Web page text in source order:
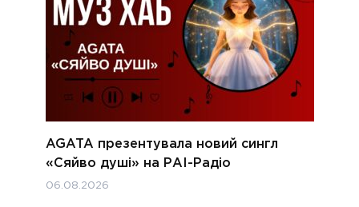
AGATA презентувала новий сингл
«Сяйво душі» на РАІ-Радіо
06.08.2026